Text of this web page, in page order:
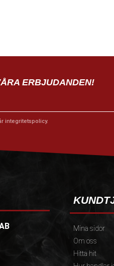
ERBJUDANDEN!
integritetspolicy.
Mina sidor
Om oss
Hitta hit